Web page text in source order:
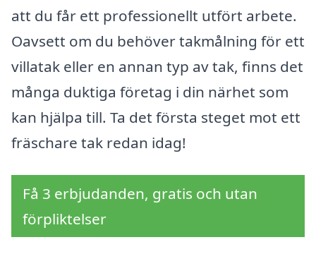
att du får ett professionellt utfört arbete.
Oavsett om du behöver takmålning för ett
villatak eller en annan typ av tak, finns det
många duktiga företag i din närhet som
kan hjälpa till. Ta det första steget mot ett
fräschare tak redan idag!
Få 3 erbjudanden, gratis och utan
förpliktelser